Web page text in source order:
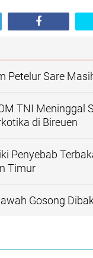
Petelur Sare
TNI Meninggal
di Bireuen
Penyebab
Timur
Gosong